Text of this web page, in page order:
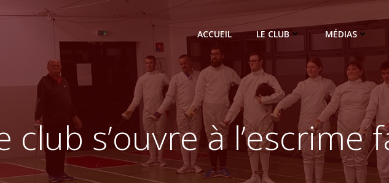
ACCUEIL LE CLUB MÉDIAS
club s’ouvre à l’escrime